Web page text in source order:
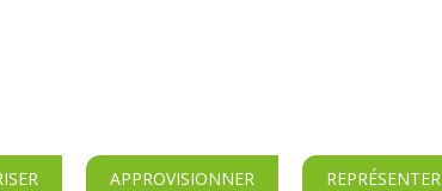
APPROVISIONNER REPRÉSENTER